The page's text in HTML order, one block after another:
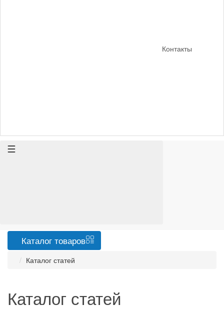
Контакты
Каталог товаров
Каталог статей
Каталог статей